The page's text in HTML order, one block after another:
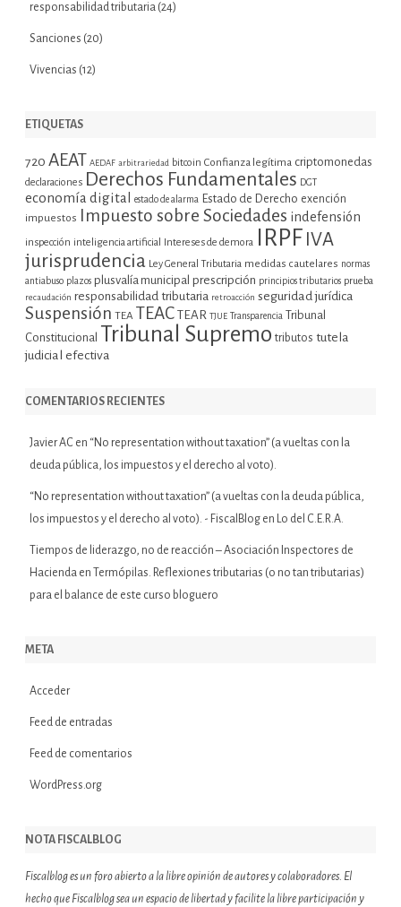
responsabilidad tributaria (24)
Sanciones (20)
Vivencias (12)
ETIQUETAS
720 AEAT AEDAF arbitrariedad bitcoin Confianza legítima criptomonedas
declaraciones Derechos Fundamentales DGT
economía digital estado de alarma Estado de Derecho exención
impuestos Impuesto sobre Sociedades indefensión
inspección inteligencia artificial Intereses de demora IRPF IVA
jurisprudencia Ley General Tributaria medidas cautelares normas
antiabuso plazos plusvalía municipal prescripción principios tributarios prueba
recaudación responsabilidad tributaria retroacción seguridad jurídica
Suspensión TEA TEAC TEAR TJUE Transparencia Tribunal
Constitucional Tribunal Supremo tributos tutela
judicial efectiva
COMENTARIOS RECIENTES
Javier AC en “No representation without taxation” (a vueltas con la
deuda pública, los impuestos y el derecho al voto).
“No representation without taxation” (a vueltas con la deuda pública,
los impuestos y el derecho al voto). - FiscalBlog en Lo del C.E.R.A.
Tiempos de liderazgo, no de reacción – Asociación Inspectores de
Hacienda en
Termópilas. Reflexiones tributarias (o no tan tributarias)
para el balance de este curso bloguero
META
Acceder
Feed de entradas
Feed de comentarios
WordPress.org
NOTA FISCALBLOG
Fiscalblog es un foro abierto a la libre opinión de autores y colaboradores. El
hecho que Fiscalblog sea un espacio de libertad y facilite la libre participación y